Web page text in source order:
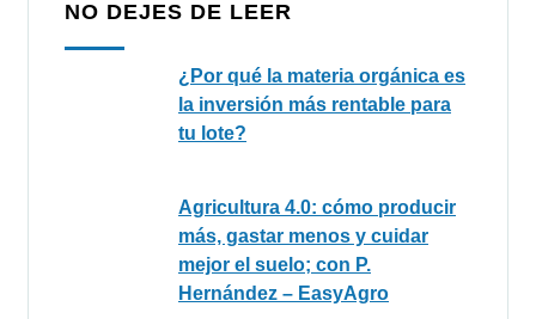
NO DEJES DE LEER
¿Por qué la materia orgánica es
la inversión más rentable para
tu lote?
Agricultura 4.0: cómo producir
más, gastar menos y cuidar
mejor el suelo; con P.
Hernández – EasyAgro